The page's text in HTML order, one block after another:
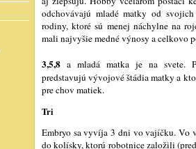
odchovávajú mladé matky od
rodiny, ktoré sú menej náchylne na
mali najvyšie medné výnosy a celkovo
3,5,8 a mladá matka je na svete.
predstavujú vývojové štádia matky a
pre chov matiek.
Tri
Embryo sa vyvíja 3 dni vo vajíčku. Vo
do kolísky, ktorú robotnice založili